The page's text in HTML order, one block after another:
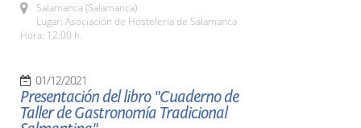
Salamanca (Salamanca)
Lugar: Asociación de Hostelería de Salamanca
Hora: 12:00 h.
01/12/2021
Presentación del libro "Cuaderno de
Taller de Gastronomía Tradicional